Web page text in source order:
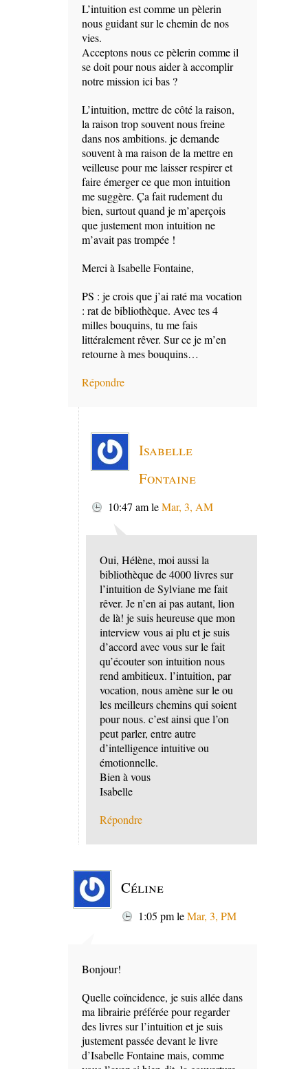
L’intuition est comme un pèlerin
nous guidant sur le chemin de nos
vies.
Acceptons nous ce pèlerin comme il
se doit pour nous aider à accomplir
notre mission ici bas ?
L’intuition, mettre de côté la raison,
la raison trop souvent nous freine
dans nos ambitions. je demande
souvent à ma raison de la mettre en
veilleuse pour me laisser respirer et
faire émerger ce que mon intuition
me suggère. Ça fait rudement du
bien, surtout quand je m’aperçois
que justement mon intuition ne
m’avait pas trompée !
Merci à Isabelle Fontaine,
PS : je crois que j’ai raté ma vocation
: rat de bibliothèque. Avec tes 4
milles bouquins, tu me fais
littéralement rêver. Sur ce je m’en
retourne à mes bouquins…
Répondre
Isabelle
Fontaine
10:47 amleMar, 3, AM
Oui, Hélène, moi aussi la
bibliothèque de 4000 livres sur
l’intuition de Sylviane me fait
rêver. Je n’en ai pas autant, lion
de là! je suis heureuse que mon
interview vous ai plu et je suis
d’accord avec vous sur le fait
qu’écouter son intuition nous
rend ambitieux. l’intuition, par
vocation, nous amène sur le ou
les meilleurs chemins qui soient
pour nous. c’est ainsi que l’on
peut parler, entre autre
d’intelligence intuitive ou
émotionnelle.
Bien à vous
Isabelle
Répondre
Céline
1:05 pmleMar, 3, PM
Bonjour!
Quelle coïncidence, je suis allée dans
ma librairie préférée pour regarder
des livres sur l’intuition et je suis
justement passée devant le livre
d’Isabelle Fontaine mais, comme